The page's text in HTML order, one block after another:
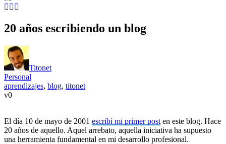
20 años escribiendo un blog
Titonet
Personal
aprendizajes, blog, titonet
0
El día 10 de mayo de 2001 escribí mi primer post en este blog. Hace
20 años de aquello. Aquel arrebato, aquella iniciativa ha supuesto
una herramienta fundamental en mi desarrollo profesional.